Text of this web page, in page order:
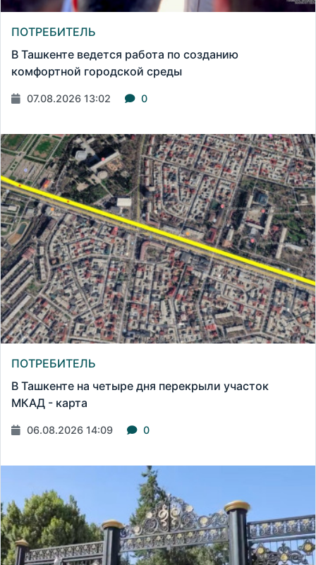
ПОТРЕБИТЕЛЬ
В Ташкенте ведется работа по созданию
комфортной городской среды
07.08.2026 13:02 0
ПОТРЕБИТЕЛЬ
В Ташкенте на четыре дня перекрыли участок
МКАД - карта
06.08.2026 14:09 0